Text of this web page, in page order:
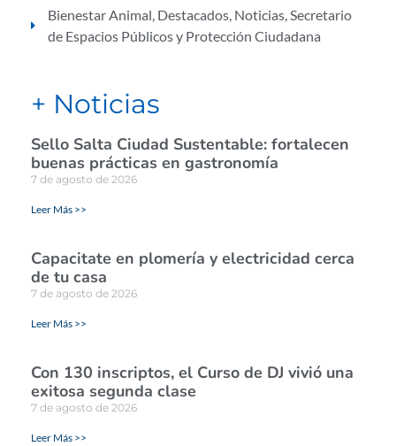
Bienestar Animal, Destacados, Noticias,Secretario
de Espacios Públicos y Protección Ciudadana
+ Noticias
Sello Salta Ciudad Sustentable: fortalecen
buenas prácticas en gastronomía
7 de agosto de 2026
Leer Más >>
Capacitate en plomería y electricidad cerca
de tu casa
7 de agosto de 2026
Leer Más >>
Con 130 inscriptos, el Curso de DJ vivió una
exitosa segunda clase
7 de agosto de 2026
Leer Más >>